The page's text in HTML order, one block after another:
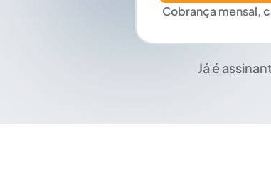
Cobrança mensal,
Já é